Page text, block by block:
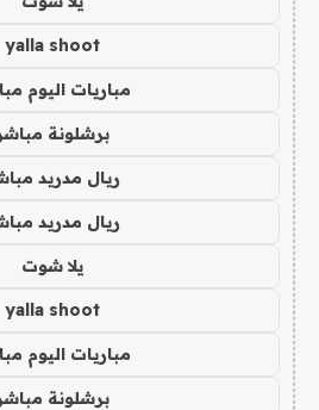
yalla shoot
مباريات اليوم
برشلونة
ريال مدريد
ريال مدريد
يلا شوت
yalla shoot
مباريات اليوم
برشلونة